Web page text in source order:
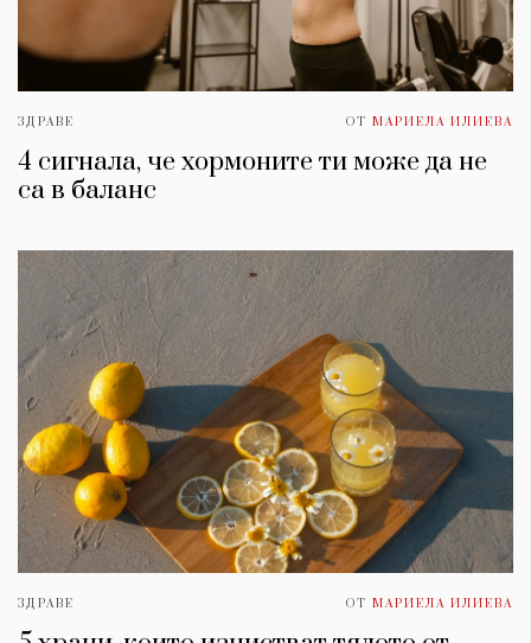
ЗДРАВЕ ОТ МАРИЕЛА ИЛИЕВА
4 сигнала, че хормоните ти може да не
са в баланс
ЗДРАВЕ ОТ МАРИЕЛА ИЛИЕВА